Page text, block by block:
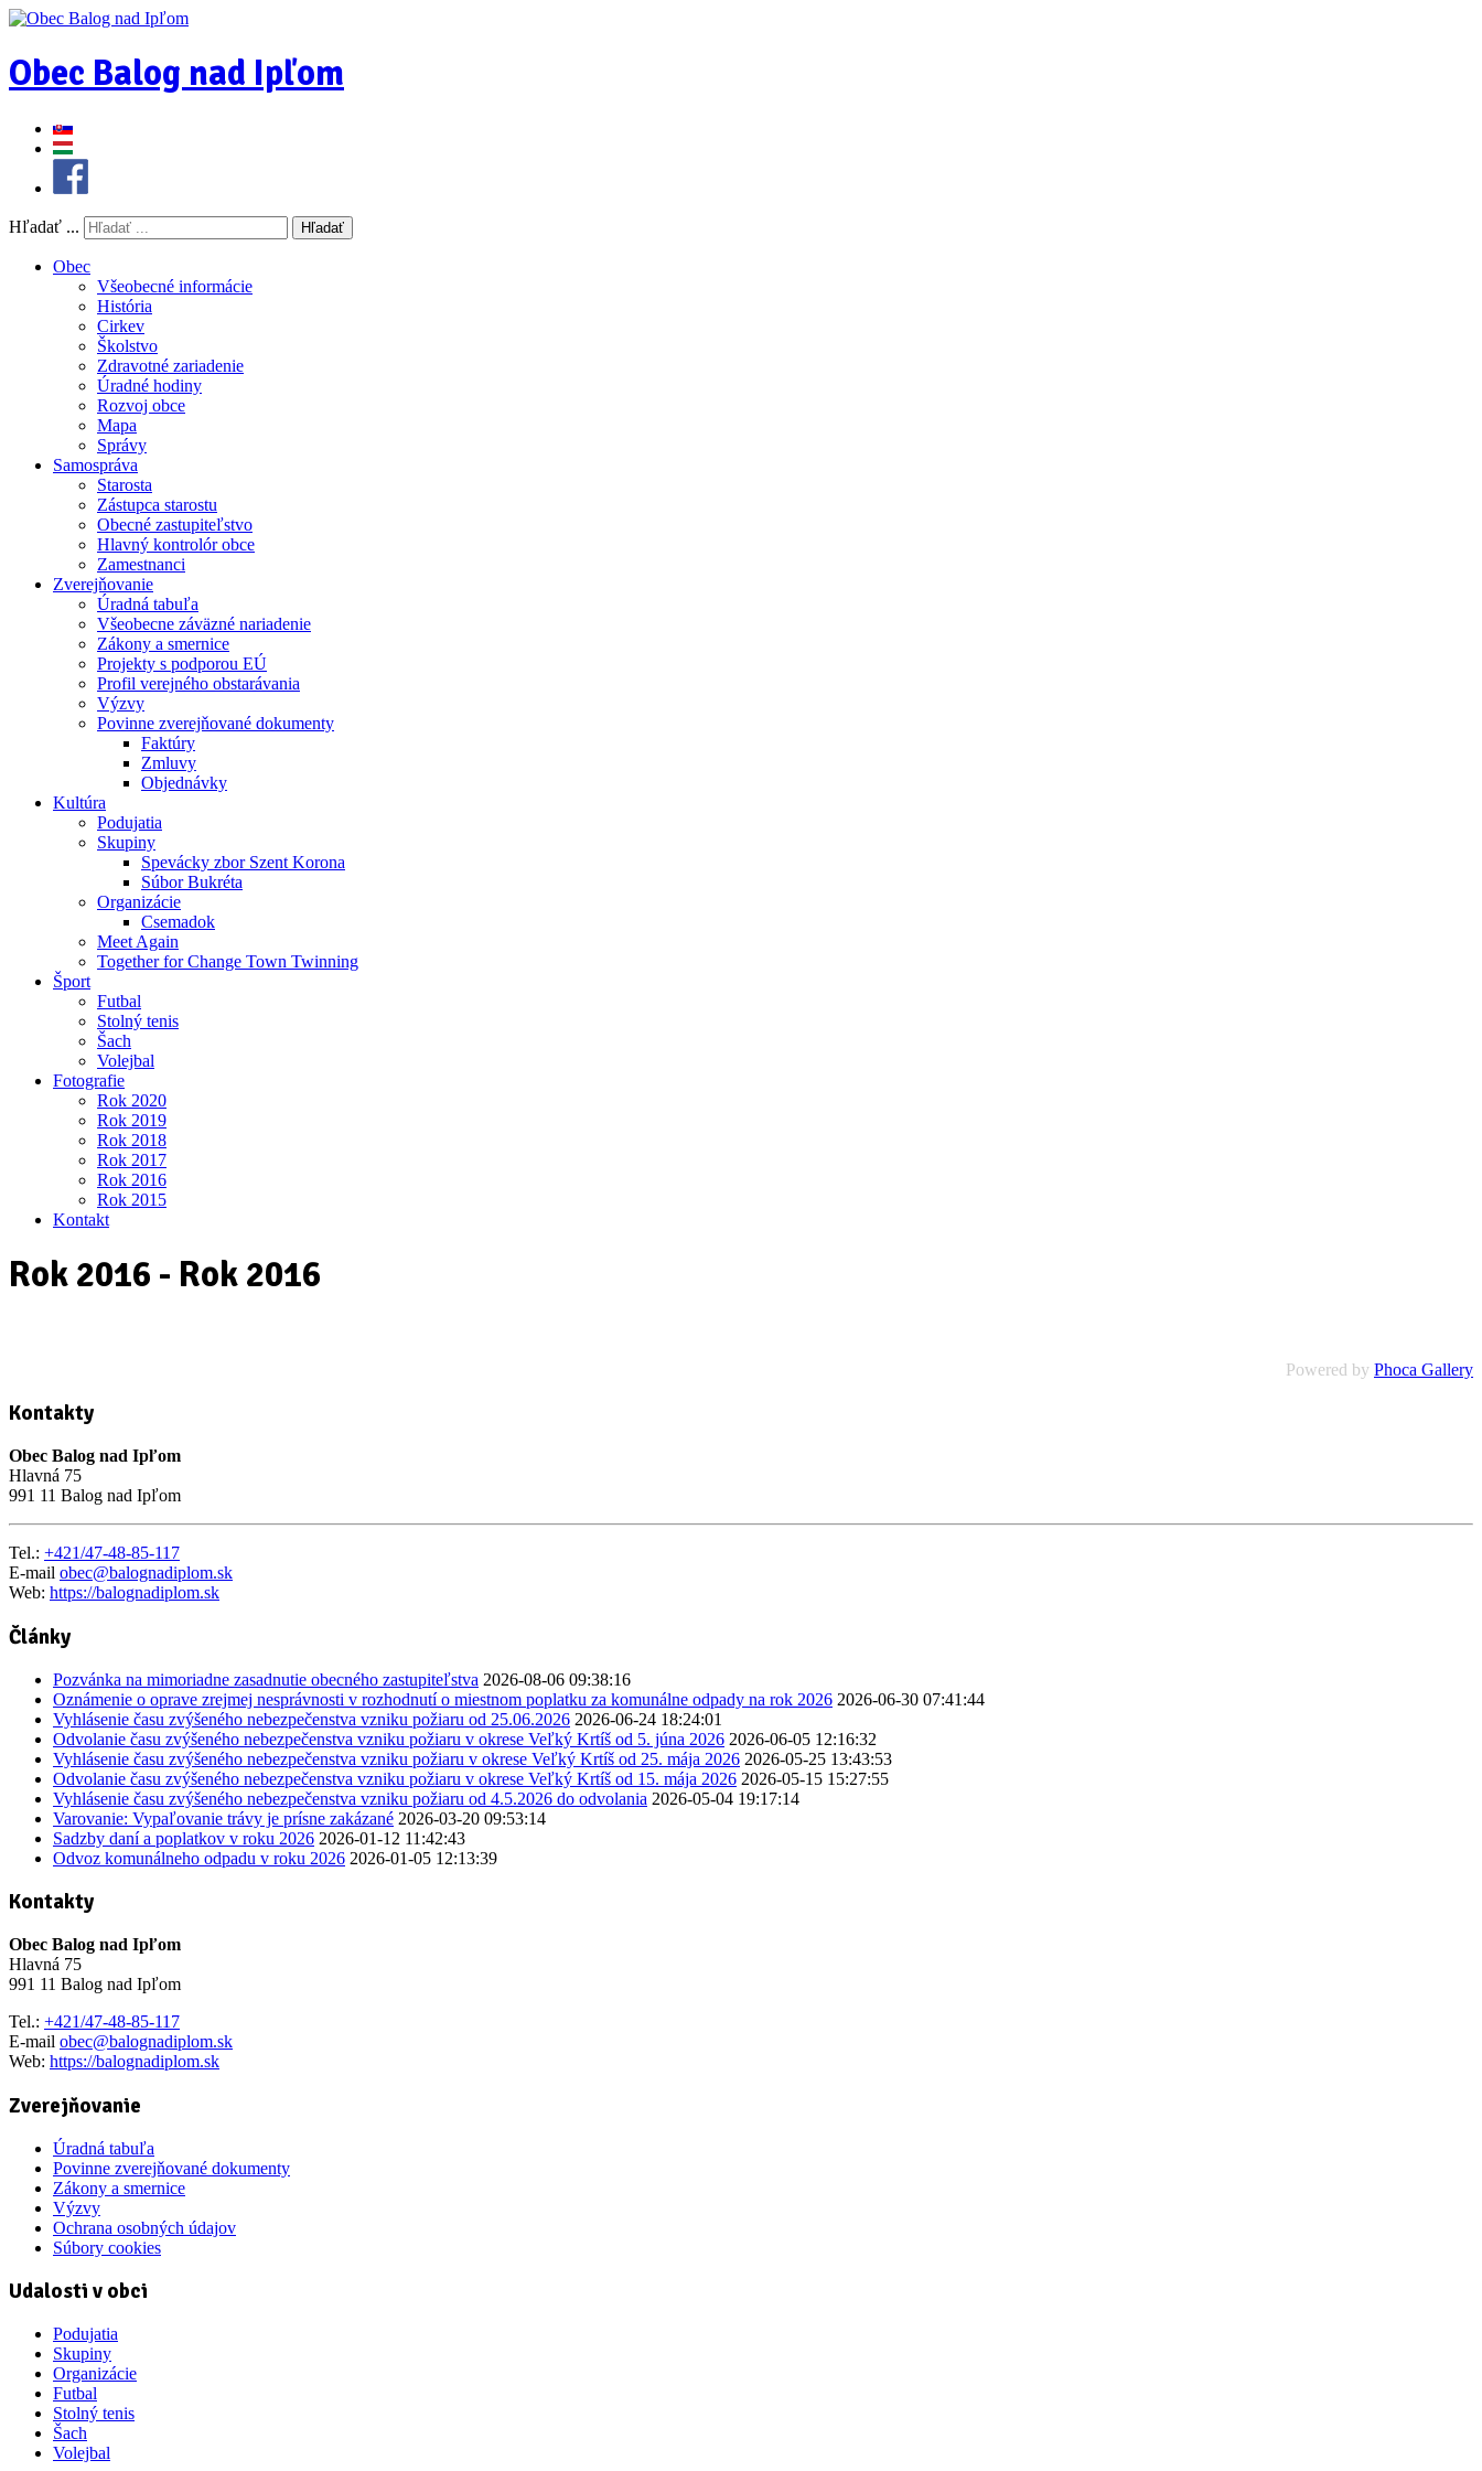
Obec Balog nad Ipľom
Hľadať ... Hľadať
Obec
Všeobecné informácie
História
Cirkev
Školstvo
Zdravotné zariadenie
Úradné hodiny
Rozvoj obce
Mapa
Správy
Samospráva
Starosta
Zástupca starostu
Obecné zastupiteľstvo
Hlavný kontrolór obce
Zamestnanci
Zverejňovanie
Úradná tabuľa
Všeobecne záväzné nariadenie
Zákony a smernice
Projekty s podporou EÚ
Profil verejného obstarávania
Výzvy
Povinne zverejňované dokumenty
Faktúry
Zmluvy
Objednávky
Kultúra
Podujatia
Skupiny
Spevácky zbor Szent Korona
Súbor Bukréta
Organizácie
Csemadok
Meet Again
Together for Change Town Twinning
Šport
Futbal
Stolný tenis
Šach
Volejbal
Fotografie
Rok 2020
Rok 2019
Rok 2018
Rok 2017
Rok 2016
Rok 2015
Kontakt
Rok 2016 - Rok 2016
Powered by Phoca Gallery
Kontakty
Obec Balog nad Ipľom
Hlavná 75
991 11 Balog nad Ipľom
Tel.: +421/47-48-85-117
E-mail obec@balognadiplom.sk
Web: https://balognadiplom.sk
Články
Pozvánka na mimoriadne zasadnutie obecného zastupiteľstva 2026-08-06 09:38:16
Oznámenie o oprave zrejmej nesprávnosti v rozhodnutí o miestnom poplatku za komunálne odpady na rok 2026 2026-06-30 07:41:44
Vyhlásenie času zvýšeného nebezpečenstva vzniku požiaru od 25.06.2026 2026-06-24 18:24:01
Odvolanie času zvýšeného nebezpečenstva vzniku požiaru v okrese Veľký Krtíš od 5. júna 2026 2026-06-05 12:16:32
Vyhlásenie času zvýšeného nebezpečenstva vzniku požiaru v okrese Veľký Krtíš od 25. mája 2026 2026-05-25 13:43:53
Odvolanie času zvýšeného nebezpečenstva vzniku požiaru v okrese Veľký Krtíš od 15. mája 2026 2026-05-15 15:27:55
Vyhlásenie času zvýšeného nebezpečenstva vzniku požiaru od 4.5.2026 do odvolania 2026-05-04 19:17:14
Varovanie: Vypaľovanie trávy je prísne zakázané 2026-03-20 09:53:14
Sadzby daní a poplatkov v roku 2026 2026-01-12 11:42:43
Odvoz komunálneho odpadu v roku 2026 2026-01-05 12:13:39
Kontakty
Obec Balog nad Ipľom
Hlavná 75
991 11 Balog nad Ipľom
Tel.: +421/47-48-85-117
E-mail obec@balognadiplom.sk
Web: https://balognadiplom.sk
Zverejňovanie
Úradná tabuľa
Povinne zverejňované dokumenty
Zákony a smernice
Výzvy
Ochrana osobných údajov
Súbory cookies
Udalosti v obci
Podujatia
Skupiny
Organizácie
Futbal
Stolný tenis
Šach
Volejbal